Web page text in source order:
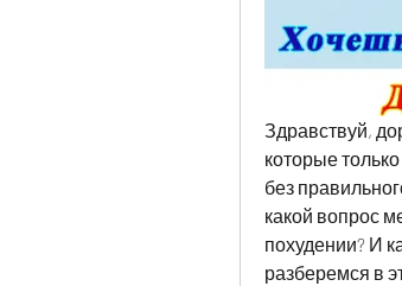
Здравствуй,
которые
без
какой вопрос
похудении? И
разберемся в